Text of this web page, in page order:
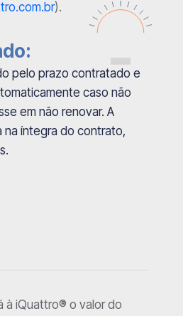
).
pelo prazo contratado e
caso não
em não renovar. A
íntegra do contrato,
à iQuattro® o valor do